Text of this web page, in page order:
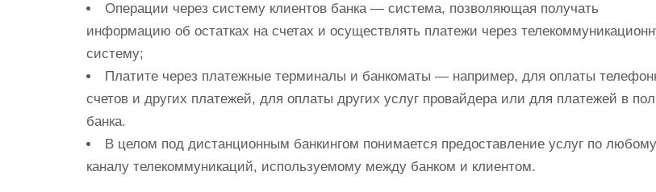
Операции через систему клиентов банка — система, позволяющая получать
информацию об остатках на счетах и осуществлять платежи через
систему;
Платите через платежные терминалы и банкоматы — например, для оплаты
счетов и других платежей, для оплаты других услуг провайдера или для платежей в
банка.
В целом под дистанционным банкингом понимается предоставление услуг по любому
каналу телекоммуникаций, используемому между банком и клиентом.